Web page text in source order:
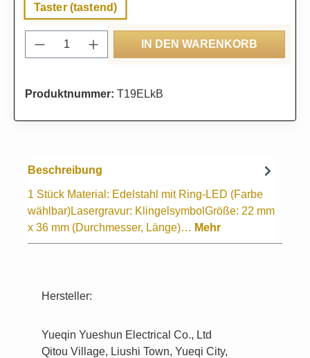
Taster (tastend)
Produkt Anzahl: Gib den gewünschten
IN DEN WARENKORB
Produktnummer: T19ELkB
Beschreibung
1 Stück Material: Edelstahl mit Ring-LED (Farbe
wählbar)Lasergravur: KlingelsymbolGröße: 22 mm
x 36 mm (Durchmesser, Länge)… Mehr
Hersteller:
Yueqin Yueshun Electrical Co., Ltd
Qitou Village, Liushi Town, Yueqi City,